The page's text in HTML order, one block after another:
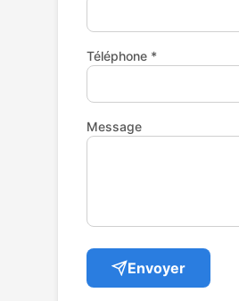
Téléphone *
Message
Envoyer